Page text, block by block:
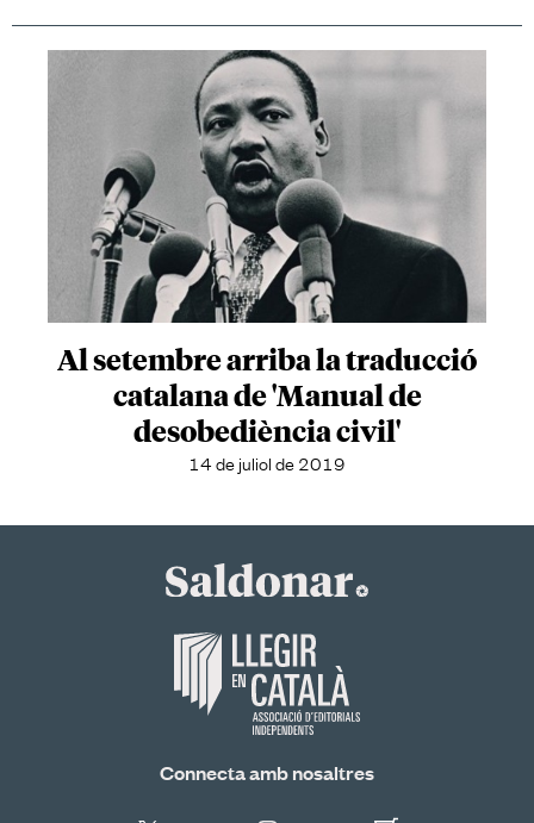
Al setembre arriba la traducció
catalana de 'Manual de
desobediència civil'
14 de juliol de 2019
Connecta amb nosaltres